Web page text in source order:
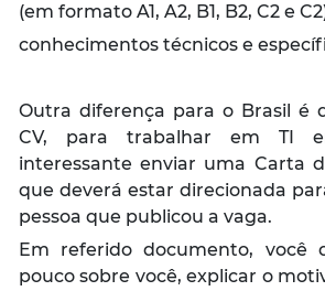
(em formato A1, A2, B1, B2, C2 e
conhecimentos técnicos e
Outra diferença para o Brasil é
CV, para trabalhar em TI
interessante enviar uma Carta
que deverá estar direcionada
pessoa que publicou a vaga.
Em referido documento, você
pouco sobre você, explicar o